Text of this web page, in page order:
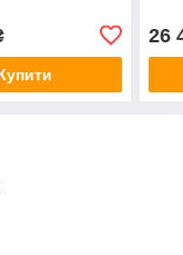
26